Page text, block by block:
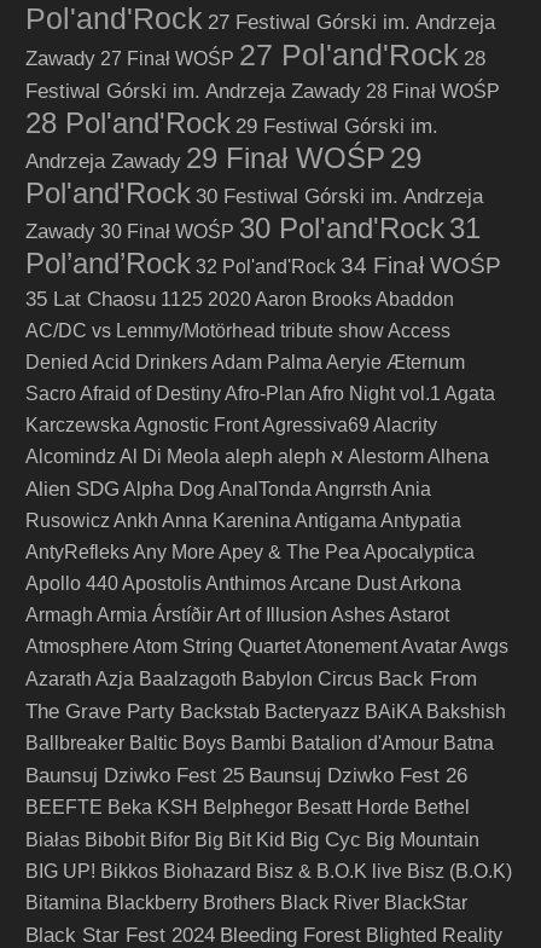
Pol'and'Rock 27 Festiwal Górski im. Andrzeja
Zawady 27 Finał WOŚP 27 Pol'and'Rock 28
Festiwal Górski im. Andrzeja Zawady 28 Finał WOŚP
28 Pol'and'Rock 29 Festiwal Górski im.
Andrzeja Zawady 29 Finał WOŚP 29
Pol'and'Rock 30 Festiwal Górski im. Andrzeja
Zawady 30 Finał WOŚP 30 Pol'and'Rock31
Pol’and’Rock 32 Pol'and'Rock 34 Finał WOŚP
35 Lat Chaosu 1125 2020Aaron BrooksAbaddon
AC/DC vs Lemmy/Motörhead tribute showAccess
Denied Acid DrinkersAdam Palma Aeryie Æternum
SacroAfraid of DestinyAfro-Plan Afro Night vol.1 Agata
Karczewska Agnostic FrontAgressiva69 Alacrity
Alcomindz Al Di Meola aleph aleph א AlestormAlhena
Alien SDG Alpha Dog AnalTonda Angrrsth Ania
Rusowicz Ankh Anna Karenina Antigama Antypatia
AntyRefleksAny MoreApey & The Pea Apocalyptica
Apollo 440Apostolis AnthimosArcane DustArkona
Armagh Armia ÁrstíðirArt of Illusion AshesAstarot
AtmosphereAtom String QuartetAtonementAvatarAwgs
Azarath Azja Baalzagoth Babylon Circus Back From
The Grave Party Backstab Bacteryazz BAiKA Bakshish
Ballbreaker Baltic Boys Bambi Batalion d'Amour Batna
Baunsuj Dziwko Fest 25 Baunsuj Dziwko Fest 26
BEEFTE Beka KSH Belphegor Besatt Horde Bethel
Białas Bibobit Bifor Big Bit Kid Big Cyc Big Mountain
BIG UP! Bikkos Biohazard Bisz & B.O.K live Bisz (B.O.K)
Bitamina Blackberry Brothers Black River BlackStar
Black Star Fest 2024 Bleeding Forest Blighted Reality